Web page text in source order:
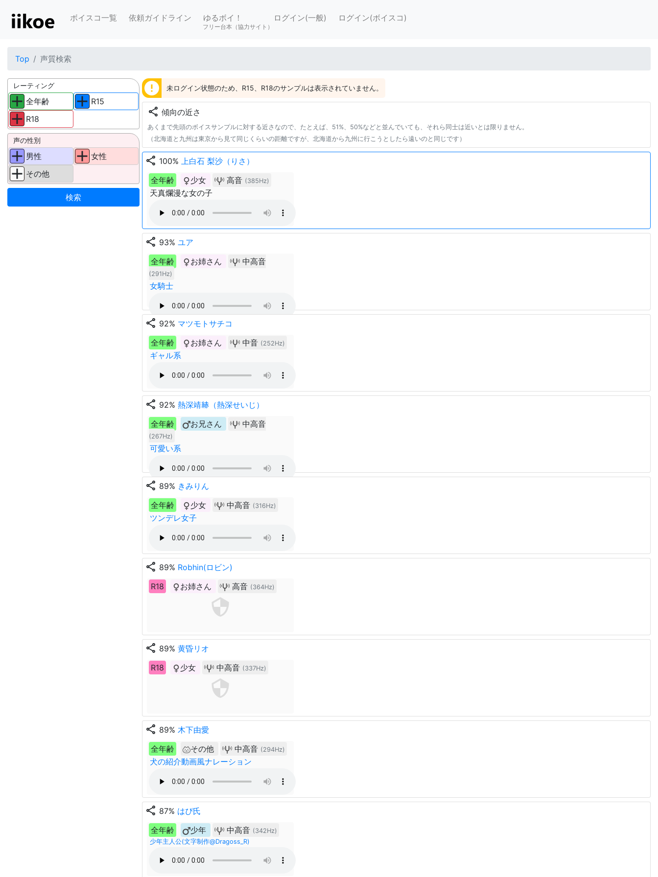
ボイスコ一覧 依頼ガイドライン ゆるボイ！
フリー台本（協力サイト）
ログイン(一般) ログイン(ボイスコ)
Top 声質検索
レーティング
全年齢
R18
R15
声の性別
男性
その他
女性
error 未ログイン状態のため、R15、R18のサンプルは表示されていません。
share 傾向の近さ
あくまで先頭のボイスサンプルに対する近さなので、たとえば、51%、50%などと並んでいても、それら同士は近いとは限りません。
（北海道と九州は東京から見て同じくらいの距離ですが、北海道から九州に行こうとしたら遠いのと同じです）
share 100% 上白石 梨沙（りさ）
全年齢
少女 高音 (385Hz)
天真爛漫な女の子
share 93% ユア
全年齢
お姉さん 中高音
(291Hz)
女騎士
share 92% マツモトサチコ
全年齢
お姉さん 中音 (252Hz)
ギャル系
share 92% 熱深靖𦀗（熱深せいじ）
全年齢
お兄さん 中高音
(267Hz)
可愛い系
share 89% きみりん
全年齢
少女 中高音 (316Hz)
ツンデレ女子
share 89% Robhin(ロビン)
R18
お姉さん 高音 (364Hz)
share 89% 黄昏リオ
R18
少女 中高音 (337Hz)
share 89% 木下由愛
全年齢
その他 中高音 (294Hz)
犬の紹介動画風ナレーション
share 87% はぴ氏
全年齢
少年 中高音 (342Hz)
少年主人公(文字制作@Dragoss_R)